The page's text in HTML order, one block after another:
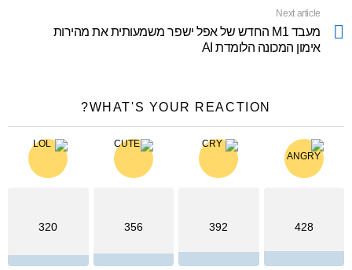
Next article
מעבד M1 החדש של אפל ישפר משמעותית את מהירות
אימון המכונה הלומדת AI
WHAT'S YOUR REACTION?
428
392
356
320